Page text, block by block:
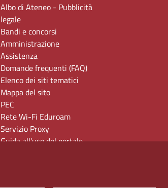
Albo di Ateneo - Pubblicità
legale
Bandi e concorsi
Amministrazione
Assistenza
Domande frequenti (FAQ)
Elenco dei siti tematici
Mappa del sito
PEC
Rete Wi-Fi Eduroam
Servizio Proxy
Guida all’uso del portale